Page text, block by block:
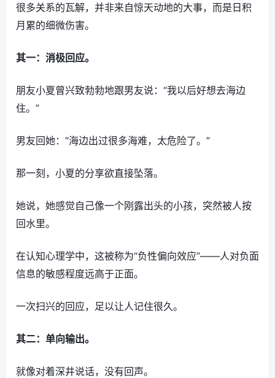
很多关系的瓦解，并非来自惊天动地的大事，而是日积
月累的细微伤害。
其一：消极回应。
朋友小夏曾兴致勃勃地跟男友说：“我以后好想去海边
住。”
男友回她：“海边出过很多海难，太危险了。”
那一刻，小夏的分享欲直接坠落。
她说，她感觉自己像一个刚露出头的小孩，突然被人按
回水里。
在认知心理学中，这被称为“负性偏向效应”——人对负面
信息的敏感程度远高于正面。
一次扫兴的回应，足以让人记住很久。
其二：单向输出。
就像对着深井说话，没有回声。